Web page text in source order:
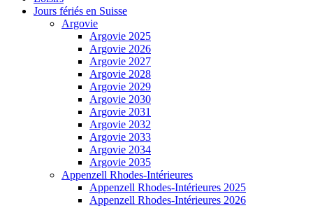
Jours fériés en Suisse
Argovie
Argovie 2025
Argovie 2026
Argovie 2027
Argovie 2028
Argovie 2029
Argovie 2030
Argovie 2031
Argovie 2032
Argovie 2033
Argovie 2034
Argovie 2035
Appenzell Rhodes-Intérieures
Appenzell Rhodes-Intérieures 2025
Appenzell Rhodes-Intérieures 2026